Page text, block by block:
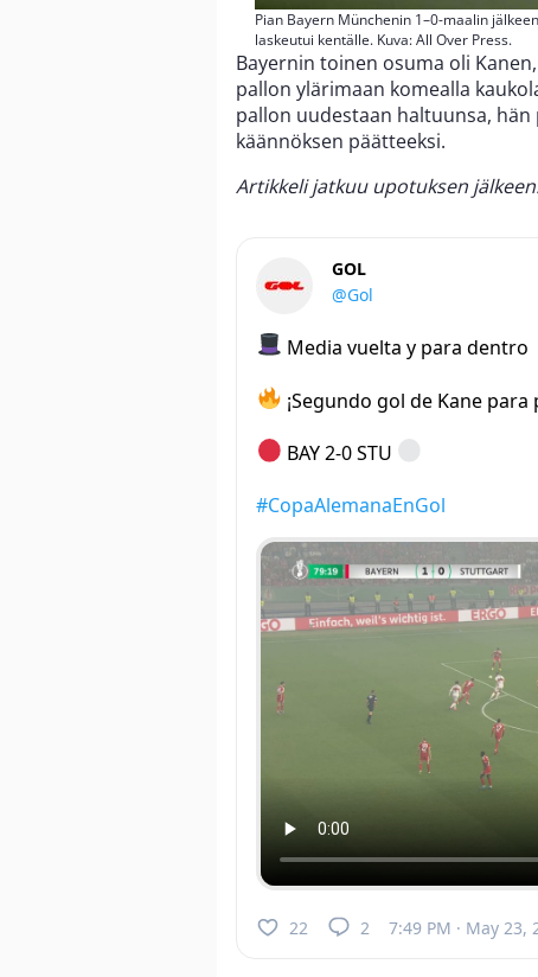
Pian Bayern Münchenin 1–0-maalin
laskeutui kentälle. Kuva: All Over Press.
Bayernin toinen osuma oli
pallon ylärimaan komealla
pallon uudestaan haltuunsa,
käännöksen päätteeksi.
Artikkeli jatkuu upotuksen
GOL
@Gol
Media vuelta y para dentro
¡Segundo gol de Kane
BAY 2-0 STU
#CopaAlemanaEnGol
22 2 7:49 PM · May 23,